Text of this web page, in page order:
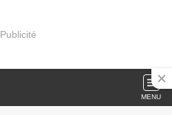
Publicité
MENU